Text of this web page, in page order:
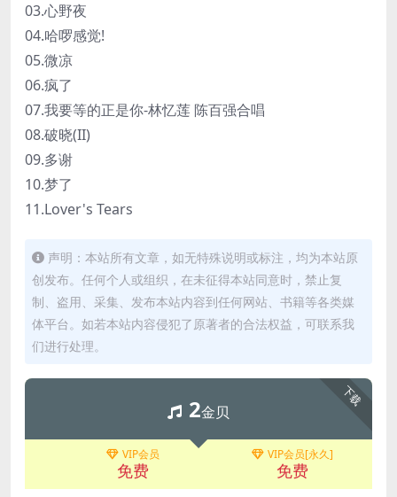
03.心野夜
04.哈啰感觉!
05.微凉
06.疯了
07.我要等的正是你-林忆莲 陈百强合唱
08.破晓(II)
09.多谢
10.梦了
11.Lover's Tears
声明：本站所有文章，如无特殊说明或标注，均为本站原
创发布。任何个人或组织，在未征得本站同意时，禁止复
制、盗用、采集、发布本站内容到任何网站、书籍等各类媒
体平台。如若本站内容侵犯了原著者的合法权益，可联系我
们进行处理。
下载
2金贝
VIP会员
免费
VIP会员[永久]
免费